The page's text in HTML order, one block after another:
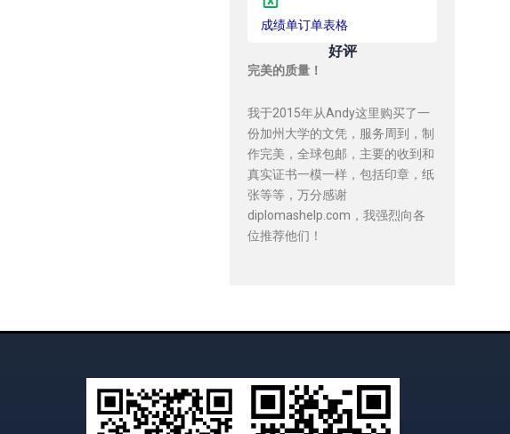
成绩单订单表格
好评
完美的质量！
我于2015年从Andy这里购买了一
份加州大学的文凭，服务周到，制
作完美，全球包邮，主要的收到和
真实证书一模一样，包括印章，纸
张等等，万分感谢
diplomashelp.com，我强烈向各
位推荐他们！